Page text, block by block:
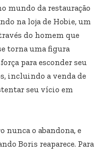
mundo da restauração
na loja de Hobie, um
do homem que
torna uma figura
para esconder seu
incluindo a venda de
seu vício em
nunca o abandona, e
Boris reaparece. Para